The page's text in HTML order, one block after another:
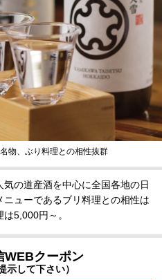
物、ぶり料理との相性抜群
の道産酒を中心に全国各地の日
ューであるブリ料理との相性は
5,000円～。
WEBクーポン
示して下さい）